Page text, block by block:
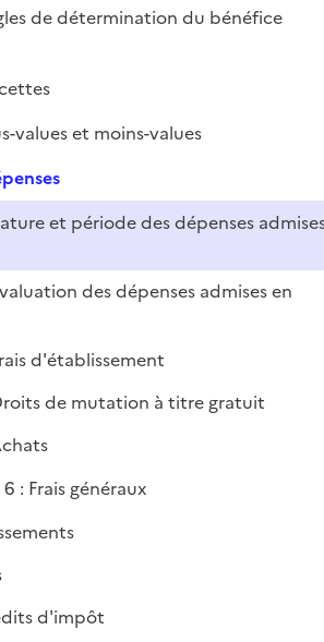
de détermination du bénéfice
values et moins-values
et période des dépenses
des dépenses admises en
d'établissement
de mutation à titre gratuit
: Frais généraux
d'impôt